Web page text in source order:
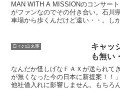
MAN WITH A MISSIONのコンサー
がファンなのでその付き合い。石川
車場から歩くんだけど遠い・・。し
日々の出来事
キャッ
も無い
なんだか怪しげなＦＡＸが送られて
が無くなった今の日本に新提案！！
他社借入れに影響しません。もちろ